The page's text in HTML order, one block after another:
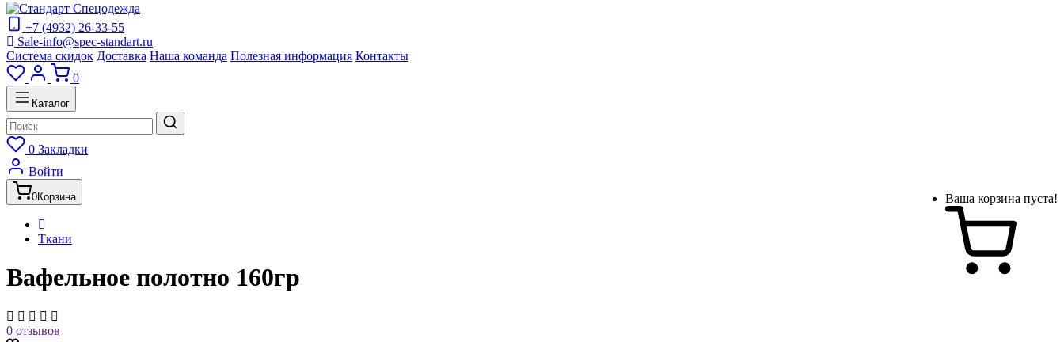
+7 (4932) 26-33-55
Sale-info@spec-standart.ru
Система скидок Доставка Наша команда Полезная информация Контакты
0
Каталог
0 Закладки
Войти
0Корзина Ваша корзина пуста!
Ткани
Вафельное полотно 160гр
0 отзывов